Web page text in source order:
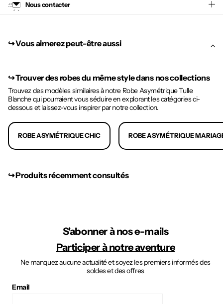
Nous contacter
↪︎ Vous aimerez peut-être aussi
↪︎Trouver des robes du même style dans nos collections
Trouvez des modèles similaires à notre Robe Asymétrique Tulle
Blanche qui pourraient vous séduire en explorant les catégories ci-
dessous et laissez-vous inspirer par notre collection.
ROBE ASYMÉTRIQUE CHIC ROBE ASYMÉTRIQUE
↪︎ Produits récemment consultés
S'abonner à nos e-mails
Participer à notre aventure
Ne manquez aucune actualité et soyez les premiers informés des
soldes et des offres
Email